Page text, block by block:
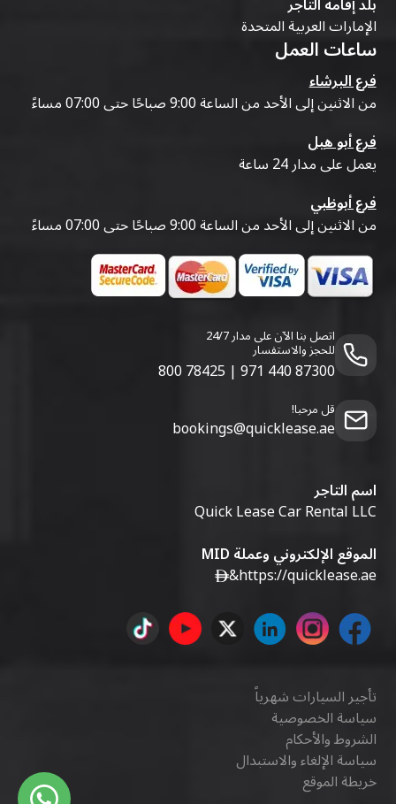
الإمارات العربية المتحدة
ساعات العمل
فرع البرشاء
من الاثنين إلى الأحد من الساعة 9:00 صباحًا حتى 07:00 مساءً
فرع أبو هيل
يعمل على مدار 24 ساعة
فرع أبوظبي
من الاثنين إلى الأحد من الساعة 9:00 صباحًا حتى 07:00 مساءً
اتصل بنا الآن على مدار 24/7
للحجز والاستفسار
800 78425 | 971 440 87300
قل مرحبا!
bookings@quicklease.ae
اسم التاجر
Quick Lease Car Rental LLC
الموقع الإلكتروني وعملة MID
https://quicklease.ae
&
تأجير السيارات شهرياً
سياسة الخصوصية
الشروط والأحكام
سياسة الإلغاء والاستبدال
خريطة الموقع